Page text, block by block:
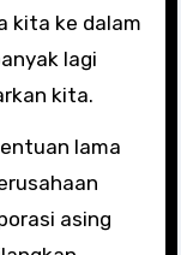
kita ke dalam
lagi
kita.
lama
asing